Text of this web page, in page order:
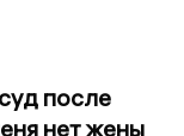
после
нет жены